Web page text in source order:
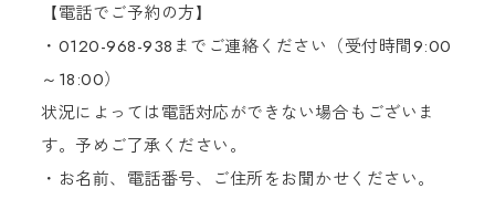
【電話でご予約の方】
・0120-968-938までご連絡ください（受付時間9:00
～18:00）
状況によっては電話対応ができない場合もございま
す。予めご了承ください。
・お名前、電話番号、ご住所をお聞かせください。